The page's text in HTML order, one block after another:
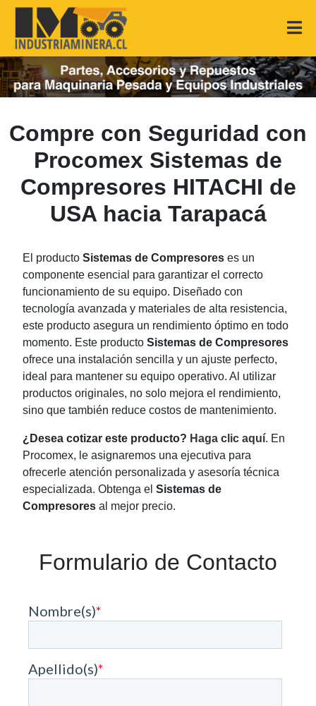
Compre con Seguridad con
Procomex Sistemas de
Compresores HITACHI de
USA hacia Tarapacá
El producto Sistemas de Compresores es un
componente esencial para garantizar el correcto
funcionamiento de su equipo. Diseñado con
tecnología avanzada y materiales de alta resistencia,
este producto asegura un rendimiento óptimo en todo
momento. Este producto Sistemas de Compresores
ofrece una instalación sencilla y un ajuste perfecto,
ideal para mantener su equipo operativo. Al utilizar
productos originales, no solo mejora el rendimiento,
sino que también reduce costos de mantenimiento.
¿Desea cotizar este producto? Haga clic aquí. En
Procomex, le asignaremos una ejecutiva para
ofrecerle atención personalizada y asesoría técnica
especializada. Obtenga el Sistemas de
Compresores al mejor precio.
Formulario de Contacto